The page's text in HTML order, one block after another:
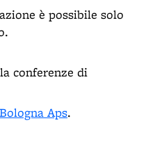
è possibile solo
conferenze di
Aps.